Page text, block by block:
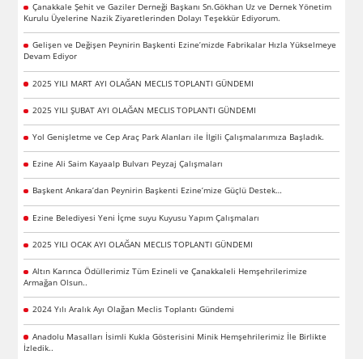
Çanakkale Şehit ve Gaziler Derneği Başkanı Sn.Gökhan Uz ve Dernek Yönetim
Kurulu Üyelerine Nazik Ziyaretlerinden Dolayı Teşekkür Ediyorum.
Gelişen ve Değişen Peynirin Başkenti Ezine’mizde Fabrikalar Hızla Yükselmeye
Devam Ediyor
2025 YILI MART AYI OLAĞAN MECLIS TOPLANTI GÜNDEMI
2025 YILI ŞUBAT AYI OLAĞAN MECLIS TOPLANTI GÜNDEMI
Yol Genişletme ve Cep Araç Park Alanları ile İlgili Çalışmalarımıza Başladık.
Ezine Ali Saim Kayaalp Bulvarı Peyzaj Çalışmaları
Başkent Ankara’dan Peynirin Başkenti Ezine’mize Güçlü Destek…
Ezine Belediyesi Yeni İçme suyu Kuyusu Yapım Çalışmaları
2025 YILI OCAK AYI OLAĞAN MECLIS TOPLANTI GÜNDEMI
Altın Karınca Ödüllerimiz Tüm Ezineli ve Çanakkaleli Hemşehrilerimize
Armağan Olsun..
2024 Yılı Aralık Ayı Olağan Meclis Toplantı Gündemi
Anadolu Masalları İsimli Kukla Gösterisini Minik Hemşehrilerimiz İle Birlikte
İzledik..